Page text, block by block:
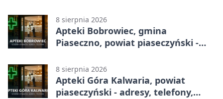
8 sierpnia 2026
Apteki Bobrowiec, gmina
Piaseczno, powiat piaseczyński -
8 sierpnia 2026
Apteki Góra Kalwaria, powiat
piaseczyński - adresy, telefony,